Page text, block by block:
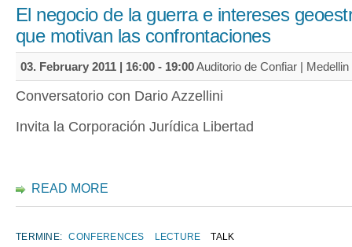
El negocio de la guerra e intereses
que motivan las confrontaciones
03. February 2011 | 16:00 - 19:00Auditorio de Confiar | Medellin
Conversatorio con Dario Azzellini
Invita la Corporación Jurídica Libertad
READ MORE
TERMINE: CONFERENCES LECTURE TALK